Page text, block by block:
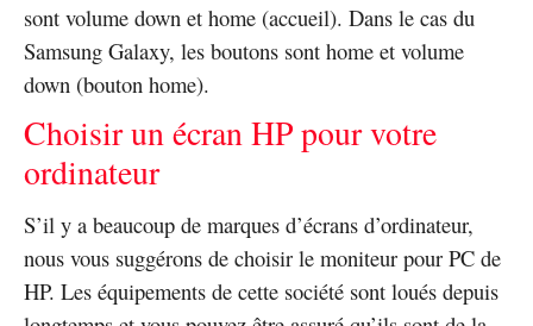
sont volume down et home (accueil). Dans le cas du
Samsung Galaxy, les boutons sont home et volume
down (bouton home).
Choisir un écran HP pour votre
ordinateur
S’il y a beaucoup de marques d’écrans d’ordinateur,
nous vous suggérons de choisir le moniteur pour PC de
HP. Les équipements de cette société sont loués depuis